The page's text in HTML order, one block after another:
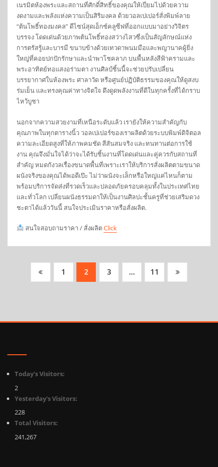
เนรมิตห้องพระและสถานที่ศักดิ์สิทธิ์ของคุณให้เปี่ยมไปด้วยความ
งดงามและพลังแห่งความเป็นสิริมงคล ด้วยวอลเปเปอร์สั่งพิมพ์ลาย
“ต้นโพธิ์ทองมงคล” ดีไซน์สุดเอ็กซ์คลูซีฟที่ออกแบบมาอย่างวิจิตร
บรรจง โดดเด่นด้วยภาพต้นโพธิ์ทองสว่างไสวซึ่งเป็นสัญลักษณ์แห่ง
การตรัสรู้และบารมี ขนาบข้างด้วยเทวดาพนมมือและพญานาคผู้ยิ่ง
ใหญ่ที่คอยปกปักรักษาและนำพาโชคลาภ บนพื้นหลังสีฟ้าครามและ
พระอาทิตย์ทอแสงอร่ามตา งานศิลป์ชิ้นนี้จะช่วยปรับเปลี่ยน
บรรยากาศในห้องพระ ศาลาวัด หรือศูนย์ปฏิบัติธรรมของคุณให้ดูสงบ
ร่มเย็น และทรงคุณค่าทางจิตใจ ดึงดูดพลังงานที่ดีในทุกครั้งที่ได้กราบ
ไหว้บูชา
นอกจากความสวยงามที่เหนือระดับแล้ว เรายังให้ความสำคัญกับ
คุณภาพในทุกตารางนิ้ว วอลเปเปอร์ของเราผลิตด้วยระบบพิมพ์ดิจิตอล
ความละเอียดสูงที่ให้ภาพคมชัด สีสันสมจริง และทนทานต่อการใช้
งาน คุณจึงมั่นใจได้ว่าจะได้รับชิ้นงานที่โดดเด่นและคู่ควรกับสถานที่
สำคัญ หมดกังวลเรื่องขนาดพื้นที่เพราะเราให้บริการสั่งผลิตตามขนาด
ผนังจริงของคุณได้พอดีเป๊ะ ไม่ว่าผนังจะเล็กหรือใหญ่แค่ไหนก็ตาม
พร้อมบริการจัดส่งที่รวดเร็วและปลอดภัยครอบคลุมทั้งในประเทศไทย
และทั่วโลก เปลี่ยนผนังธรรมดาให้เป็นงานศิลปะชั้นครูที่ช่วยเสริมดวง
ชะตาได้แล้ววันนี้ สนใจประเมินราคาหรือสั่งผลิต.
สนใจสอบถามราคา / สั่งผลิตClick
Posts
1 2 3 … 11
Today's Visitors:
2
Yesterday's Visitors:
228
Total Visitors:
241,267